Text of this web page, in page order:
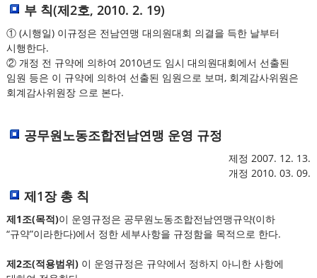
부 칙(제2호, 2010. 2. 19)
① (시행일) 이규정은 전남연맹 대의원대회 의결을 득한 날부터
시행한다.
② 개정 전 규약에 의하여 2010년도 임시 대의원대회에서 선출된
임원 등은 이 규약에 의하여 선출된 임원으로 보며, 회계감사위원은
회계감사위원장 으로 본다.
공무원노동조합전남연맹 운영 규정
제정 2007. 12. 13.
개정 2010. 03. 09.
제1장 총 칙
제1조(목적)이 운영규정은 공무원노동조합전남연맹규약(이하
“규약”이라한다)에서 정한 세부사항을 규정함을 목적으로 한다.
제2조(적용범위)이 운영규정은 규약에서 정하지 아니한 사항에